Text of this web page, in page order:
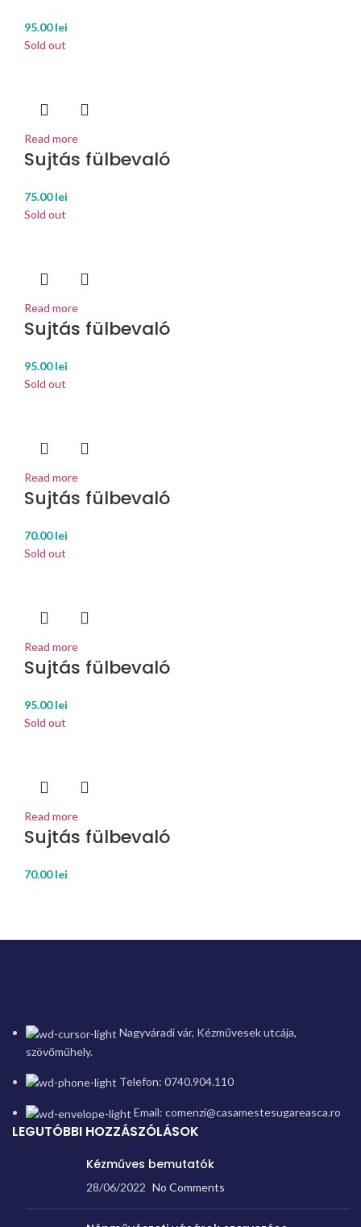
95.00lei
Sold out
Read more
Sujtás fülbevaló
75.00lei
Sold out
Read more
Sujtás fülbevaló
95.00lei
Sold out
Read more
Sujtás fülbevaló
70.00lei
Sold out
Read more
Sujtás fülbevaló
95.00lei
Sold out
Read more
Sujtás fülbevaló
70.00lei
Nagyváradi vár, Kézművesek utcája,
szövőműhely.
Telefon: 0740.904.110
Email: comenzi@casamestesugareasca.ro
LEGUTÓBBI HOZZÁSZÓLÁSOK
Kézműves bemutatók
28/06/2022 No Comments